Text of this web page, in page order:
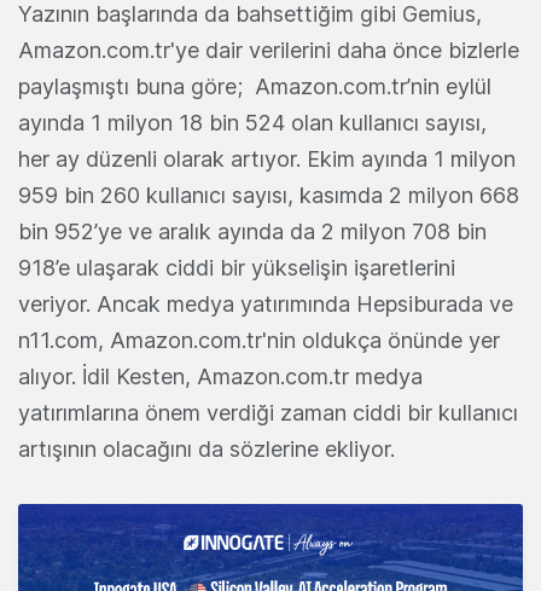
Yazının başlarında da bahsettiğim gibi Gemius,
Amazon.com.tr'ye dair verilerini daha önce bizlerle
paylaşmıştı buna göre; Amazon.com.tr’nin eylül
ayında 1 milyon 18 bin 524 olan kullanıcı sayısı,
her ay düzenli olarak artıyor. Ekim ayında 1 milyon
959 bin 260 kullanıcı sayısı, kasımda 2 milyon 668
bin 952’ye ve aralık ayında da 2 milyon 708 bin
918’e ulaşarak ciddi bir yükselişin işaretlerini
veriyor. Ancak medya yatırımında Hepsiburada ve
n11.com, Amazon.com.tr'nin oldukça önünde yer
alıyor. İdil Kesten, Amazon.com.tr medya
yatırımlarına önem verdiği zaman ciddi bir kullanıcı
artışının olacağını da sözlerine ekliyor.